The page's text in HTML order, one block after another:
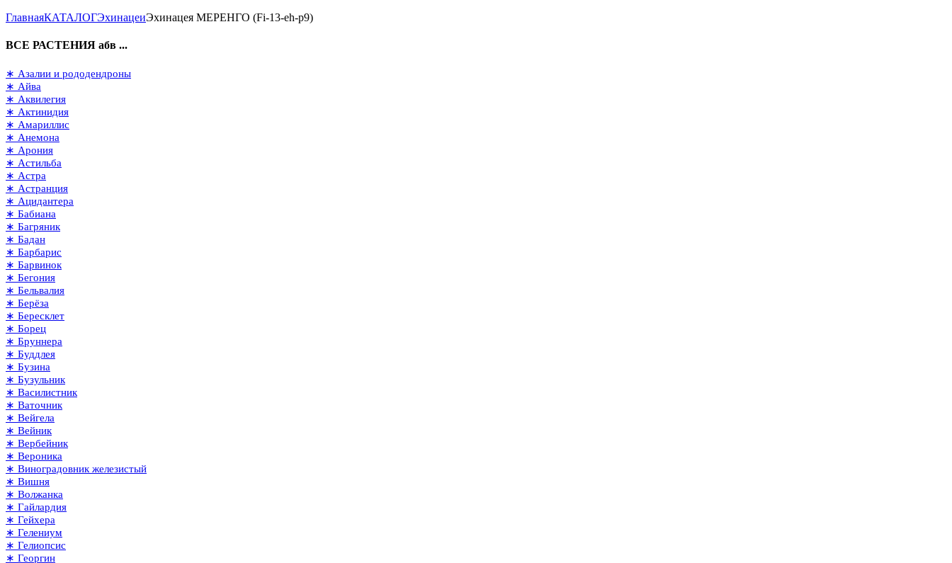
ГлавнаяКАТАЛОГЭхинацеиЭхинацея МЕРЕНГО (Fi-13-eh-р9)
ВСЕ РАСТЕНИЯ абв ...
∗ Азалии и рододендроны
∗ Айва
∗ Аквилегия
∗ Актинидия
∗ Амариллис
∗ Анемона
∗ Арония
∗ Астильба
∗ Астра
∗ Астранция
∗ Ацидантера
∗ Бабиана
∗ Багряник
∗ Бадан
∗ Барбарис
∗ Барвинок
∗ Бегония
∗ Бельвалия
∗ Берёза
∗ Бересклет
∗ Борец
∗ Бруннера
∗ Буддлея
∗ Бузина
∗ Бузульник
∗ Василистник
∗ Ваточник
∗ Вейгела
∗ Вейник
∗ Вербейник
∗ Вероника
∗ Виноградовник железистый
∗ Вишня
∗ Волжанка
∗ Гайлардия
∗ Гейхера
∗ Гелениум
∗ Гелиопсис
∗ Георгин